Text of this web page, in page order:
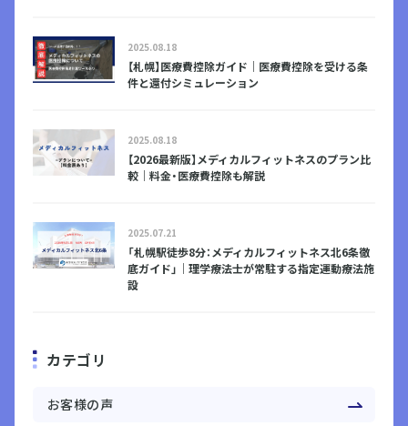
2025.08.18
【札幌】医療費控除ガイド｜医療費控除を受ける条
件と還付シミュレーション
2025.08.18
【2026最新版】メディカルフィットネスのプラン比
較｜料金・医療費控除も解説
2025.07.21
「札幌駅徒歩8分：メディカルフィットネス北6条徹
底ガイド」｜理学療法士が常駐する指定運動療法施
設
カテゴリ
お客様の声